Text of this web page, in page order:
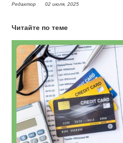
Редактор 02 июля, 2025
Читайте по теме